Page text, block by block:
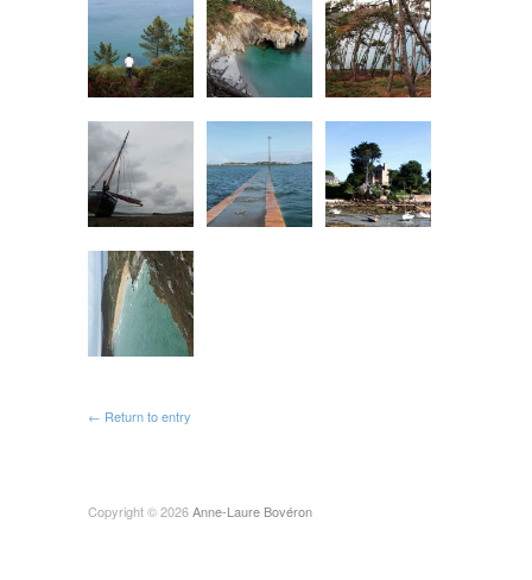
← Return to entry
Copyright © 2026Anne-Laure Bovéron